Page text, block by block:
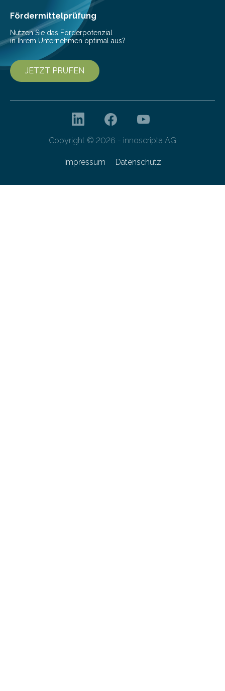
bis 16:00 Uhr, ein virtuelles Partnering Event zum
Forschungsprogramm „Datenrekonstruktion…
Fördermittelprüfung
Nutzen Sie das Förderpotenzial
in Ihrem Unternehmen optimal aus?
JETZT PRÜFEN
Copyright © 2026 - innoscripta AG
Impressum Datenschutz